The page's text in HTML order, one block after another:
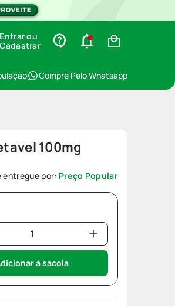
Entrar ou
Cadastrar
Compre Pelo Whatsapp
100mg
entregue por: Preço Popular
à sacola